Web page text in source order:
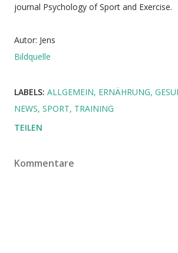
journal Psychology of Sport and Exercise.
Autor: Jens
Bildquelle
LABELS: ALLGEMEIN ERNÄHRUNG
NEWS SPORT TRAINING
TEILEN
Kommentare